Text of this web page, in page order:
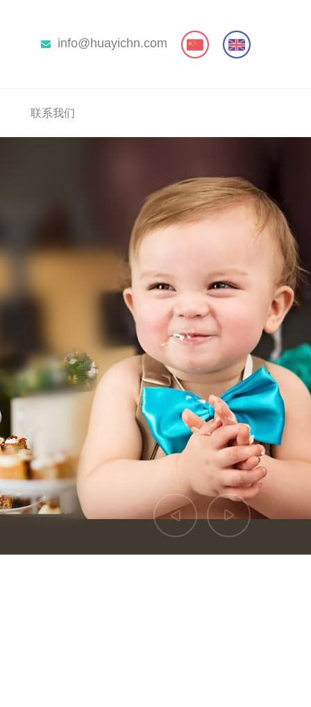
info@huayichn.com
联系我们